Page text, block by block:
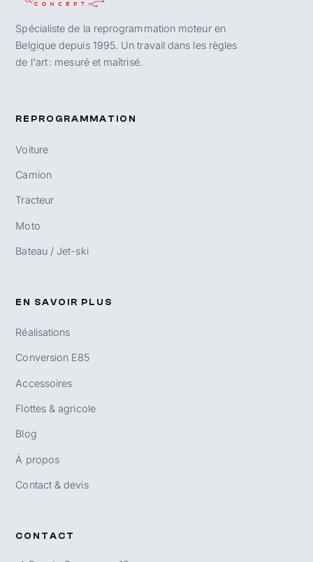
Spécialiste de la reprogrammation moteur en
Belgique depuis 1995. Un travail dans les règles
de l'art : mesuré et maîtrisé.
REPROGRAMMATION
Voiture
Camion
Tracteur
Moto
Bateau / Jet-ski
EN SAVOIR PLUS
Réalisations
Conversion E85
Accessoires
Flottes & agricole
Blog
À propos
Contact & devis
CONTACT